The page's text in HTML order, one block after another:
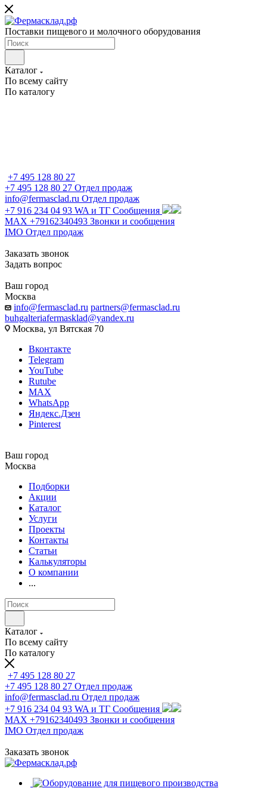
Поставки пищевого и молочного оборудования
Каталог
По всему сайту
По каталогу
+7 495 128 80 27
+7 495 128 80 27 Отдел продаж
info@fermasclad.ru Отдел продаж
+7 916 234 04 93 WA и ТГ Сообщения
MAX +79162340493 Звонки и сообщения
IMO Отдел продаж
Заказать звонок
Задать вопрос
Ваш город
Москва
info@fermasclad.ru partners@fermasclad.ru
buhgalteriafermasklad@yandex.ru
Москва, ул Вятская 70
Вконтакте
Telegram
YouTube
Rutube
MAX
WhatsApp
Яндекс.Дзен
Pinterest
Ваш город
Москва
Подборки
Акции
Каталог
Услуги
Проекты
Контакты
Статьи
Калькуляторы
О компании
...
Каталог
По всему сайту
По каталогу
+7 495 128 80 27
+7 495 128 80 27 Отдел продаж
info@fermasclad.ru Отдел продаж
+7 916 234 04 93 WA и ТГ Сообщения
MAX +79162340493 Звонки и сообщения
IMO Отдел продаж
Заказать звонок